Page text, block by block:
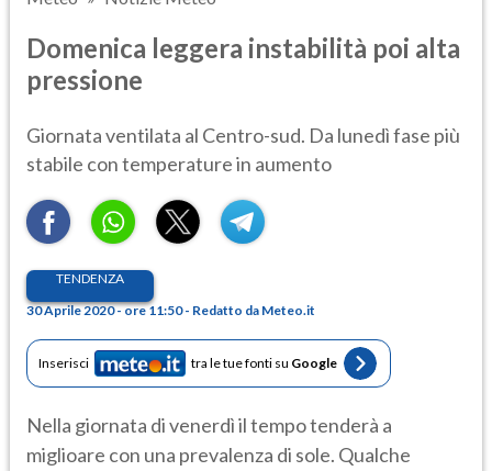
Domenica leggera instabilità poi alta
pressione
Giornata ventilata al Centro-sud. Da lunedì fase più
stabile con temperature in aumento
TENDENZA
30 Aprile 2020 - ore 11:50 - Redatto da Meteo.it
Inserisci tra le tue fonti su Google
Nella giornata di venerdì il tempo tenderà a
miglioare con una prevalenza di sole. Qualche